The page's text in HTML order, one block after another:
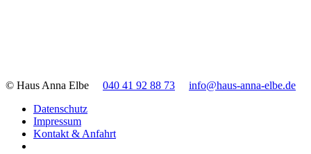
© Haus Anna Elbe 040 41 92 88 73
info@haus-anna-elbe.de
Datenschutz
Impressum
Kontakt & Anfahrt